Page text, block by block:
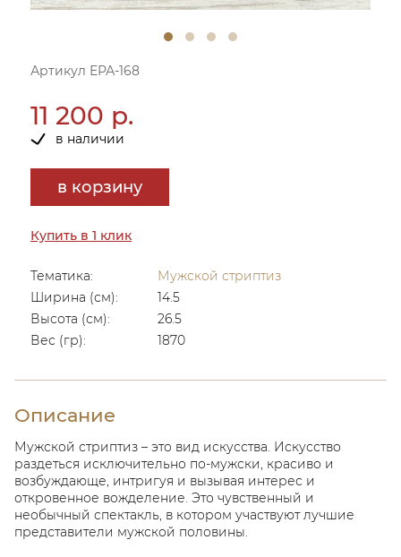
Артикул ЕРА-168
11 200 р.
в наличии
в корзину
Купить в 1 клик
Тематика:
Мужской стриптиз
Ширина (см):
14.5
Высота (см):
26.5
Вес (гр):
1870
Описание
Мужской стриптиз – это вид искусства. Искусство
раздеться исключительно по-мужски, красиво и
возбуждающе, интригуя и вызывая интерес и
откровенное вожделение. Это чувственный и
необычный спектакль, в котором участвуют лучшие
представители мужской половины.